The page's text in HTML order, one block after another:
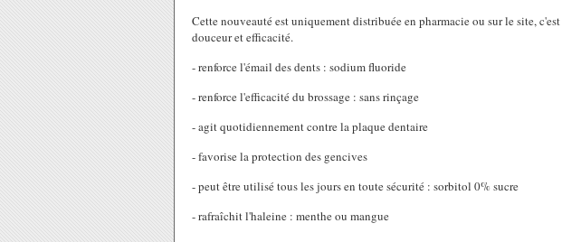
Cette nouveauté est uniquement distribuée en pharmacie ou sur le site,
douceur et efficacité.
- renforce l'émail des dents : sodium fluoride
- renforce l'efficacité du brossage : sans rinçage
- agit quotidiennement contre la plaque dentaire
- favorise la protection des gencives
- peut être utilisé tous les jours en toute sécurité : sorbitol 0% sucre
- rafraîchit l'haleine : menthe ou mangue